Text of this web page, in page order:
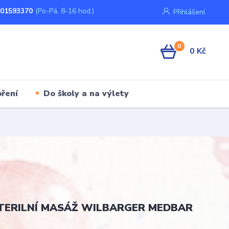
Přihlášení
(Po-Pá, 8-16 hod.)
0 0 Kč
Do školy a na výlety
MASÁŽ WILBARGER MEDBAR